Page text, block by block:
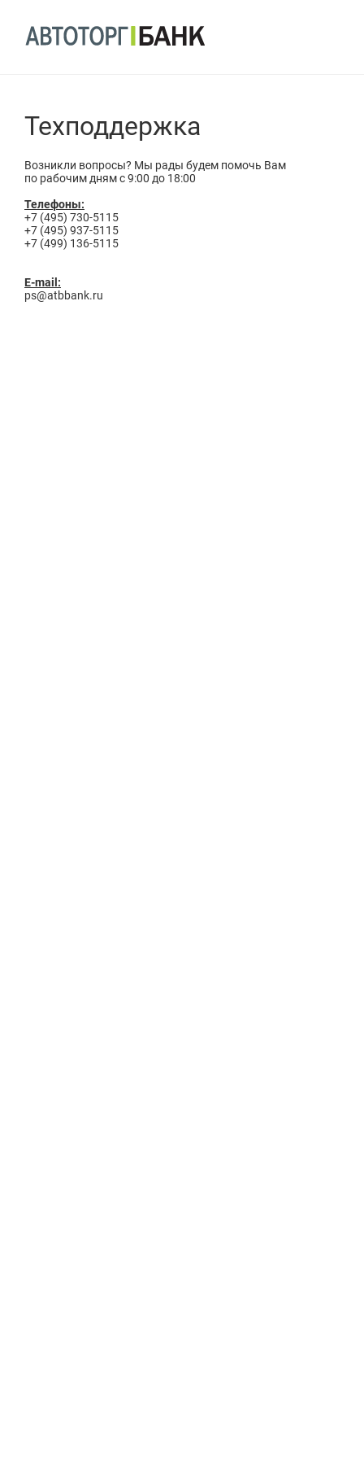
Техподдержка
Возникли вопросы? Мы рады будем помочь Вам
по рабочим дням с 9:00 до 18:00
Телефоны:
+7 (495) 730-5115
+7 (495) 937-5115
+7 (499) 136-5115
E-mail:
ps@atbbank.ru